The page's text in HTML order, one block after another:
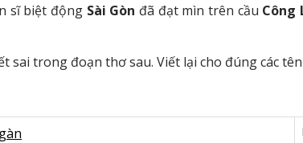
sĩ biệt động Sài Gòn đã đạt mìn trên cầu Công
sai trong đoạn thơ sau. Viết lại cho đúng các